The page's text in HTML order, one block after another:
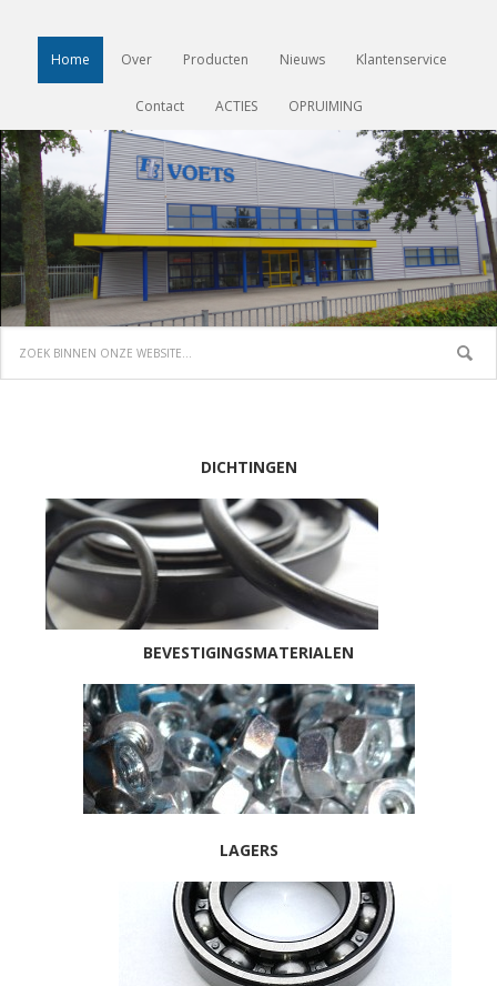
Home Over Producten Nieuws Klantenservice
Contact ACTIES OPRUIMING
DICHTINGEN
BEVESTIGINGSMATERIALEN
LAGERS